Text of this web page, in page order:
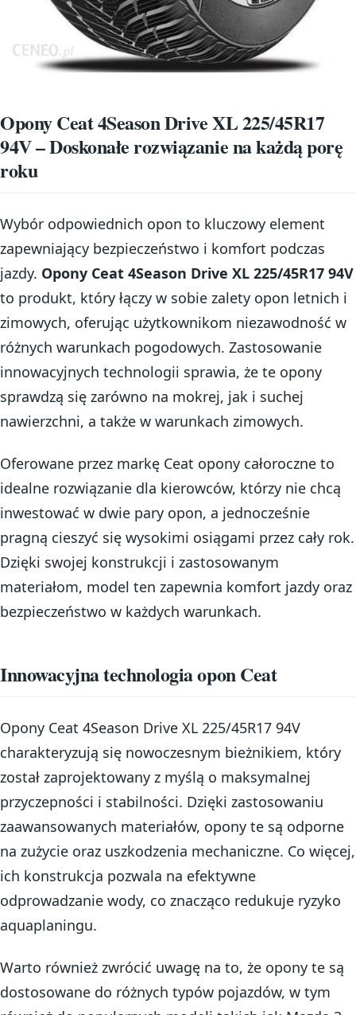
Opony Ceat 4Season Drive XL 225/45R17
94V – Doskonałe rozwiązanie na każdą porę
roku
Wybór odpowiednich opon to kluczowy element
zapewniający bezpieczeństwo i komfort podczas
jazdy. Opony Ceat 4Season Drive XL 225/45R17 94V
to produkt, który łączy w sobie zalety opon letnich i
zimowych, oferując użytkownikom niezawodność w
różnych warunkach pogodowych. Zastosowanie
innowacyjnych technologii sprawia, że te opony
sprawdzą się zarówno na mokrej, jak i suchej
nawierzchni, a także w warunkach zimowych.
Oferowane przez markę Ceat opony całoroczne to
idealne rozwiązanie dla kierowców, którzy nie chcą
inwestować w dwie pary opon, a jednocześnie
pragną cieszyć się wysokimi osiągami przez cały rok.
Dzięki swojej konstrukcji i zastosowanym
materiałom, model ten zapewnia komfort jazdy oraz
bezpieczeństwo w każdych warunkach.
Innowacyjna technologia opon Ceat
Opony Ceat 4Season Drive XL 225/45R17 94V
charakteryzują się nowoczesnym bieżnikiem, który
został zaprojektowany z myślą o maksymalnej
przyczepności i stabilności. Dzięki zastosowaniu
zaawansowanych materiałów, opony te są odporne
na zużycie oraz uszkodzenia mechaniczne. Co więcej,
ich konstrukcja pozwala na efektywne
odprowadzanie wody, co znacząco redukuje ryzyko
aquaplaningu.
Warto również zwrócić uwagę na to, że opony te są
dostosowane do różnych typów pojazdów, w tym